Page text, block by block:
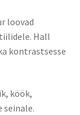
loovad
Hall
kontrastsesse
köök,
seinale.